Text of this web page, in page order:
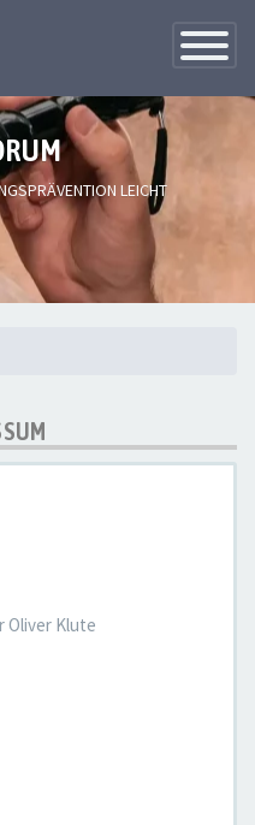
Toggle
LEICHT
Oliver Klute